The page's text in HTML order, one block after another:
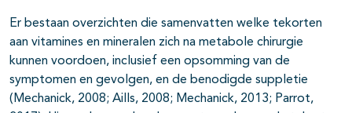
Er bestaan overzichten die samenvatten welke tekorten
aan vitamines en mineralen zich na metabole chirurgie
kunnen voordoen, inclusief een opsomming van de
symptomen en gevolgen, en de benodigde suppletie
(Mechanick, 2008; Aills, 2008; Mechanick, 2013; Parrot,